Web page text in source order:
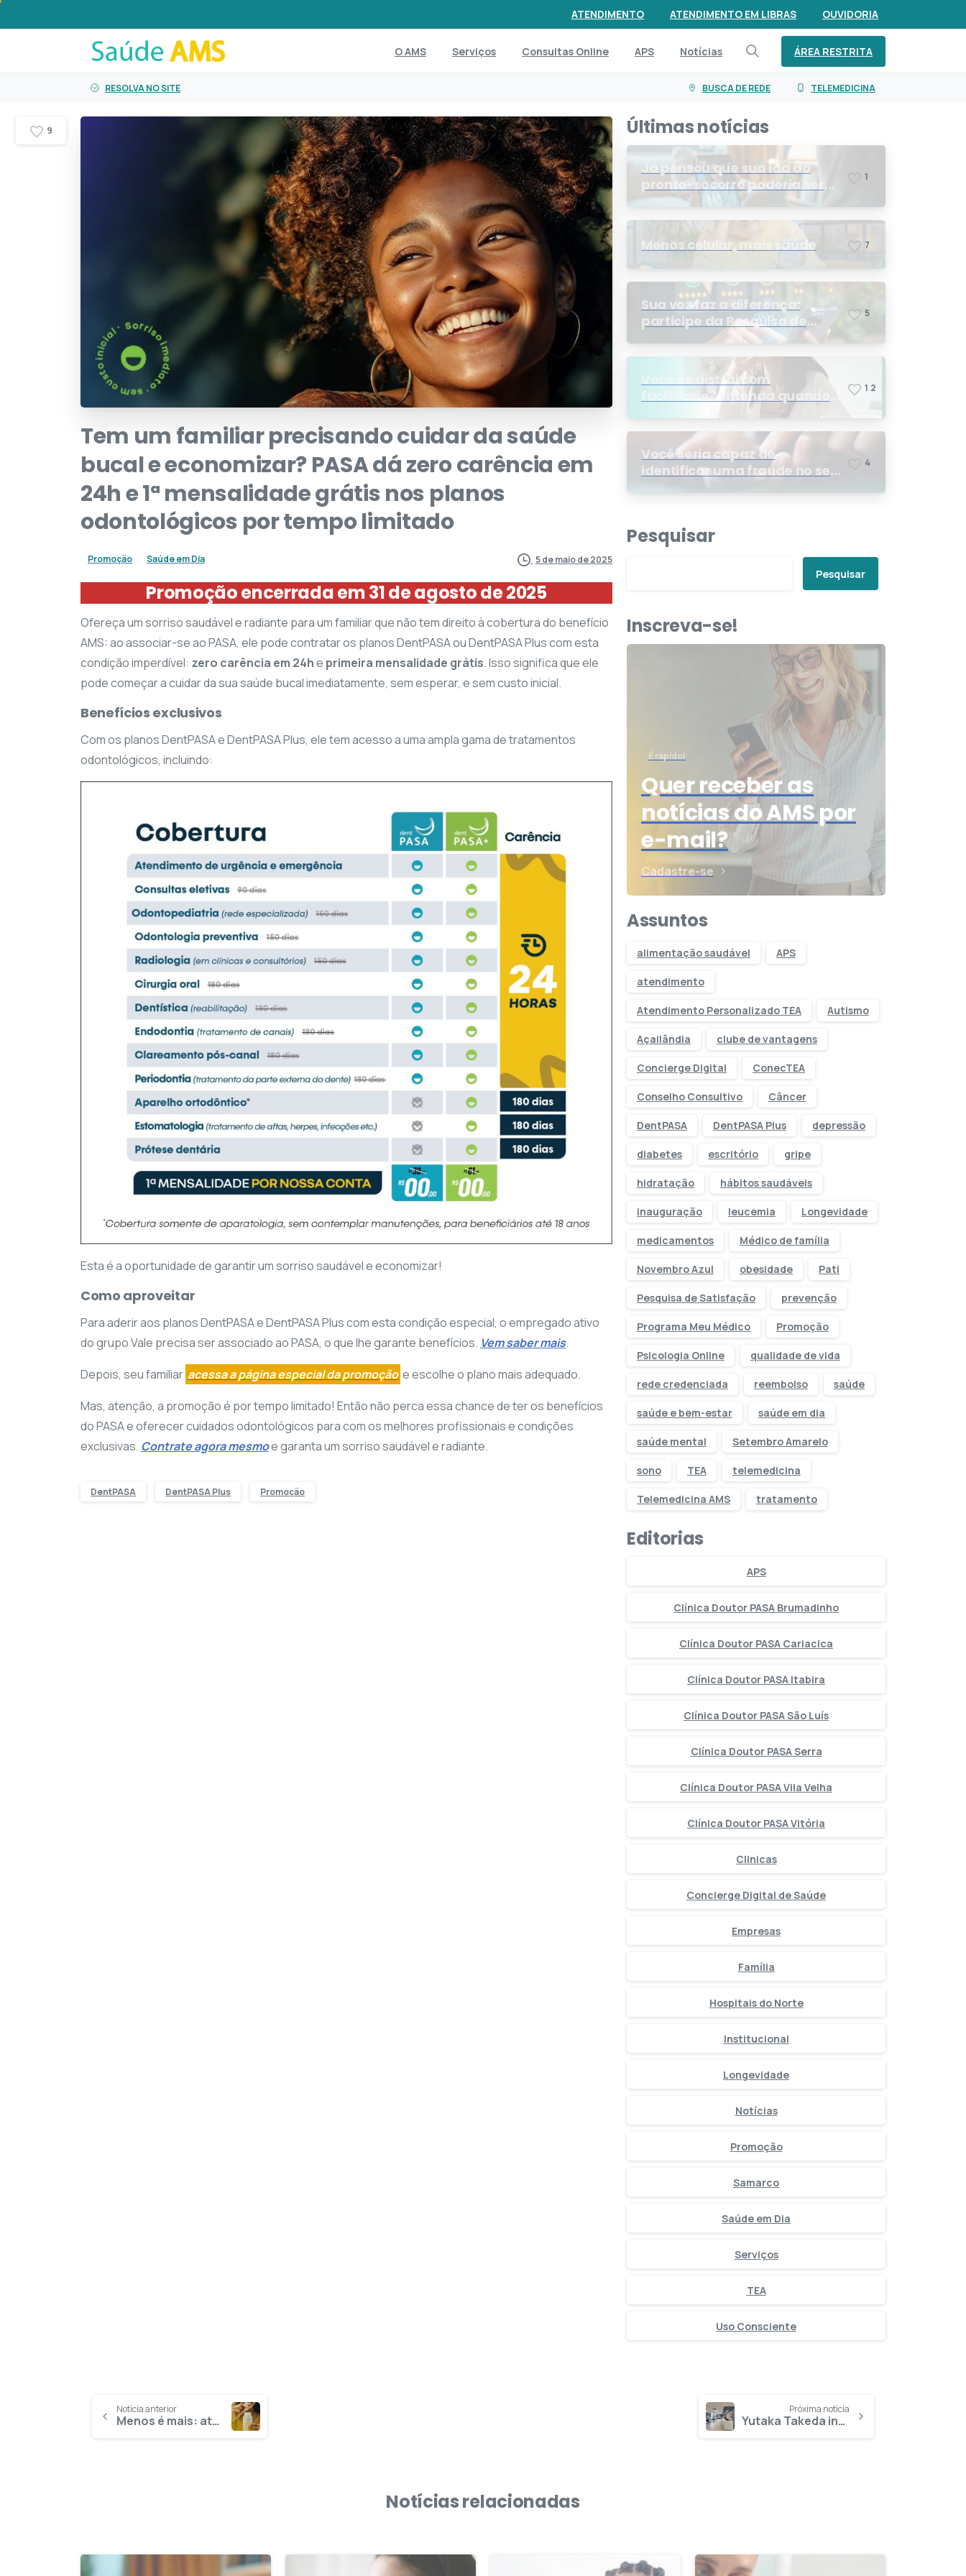
ATENDIMENTO ATENDIMENTO EM LIBRAS OUVIDORIA
O AMS Serviços Consultas Online APS Notícias ÁREA RESTRITA
RESOLVA NO SITE BUSCA DE REDE TELEMEDICINA
Tem um familiarprecisandocuidardasaúde
bucaleeconomizar?PASAdázerocarênciaem
24he1ªmensalidadegrátis nos planos
odontológicos portempolimitado
Promoção Saúde em Dia 5 de maio de 2025
Promoção encerrada em 31 de agosto de 2025
Ofereça um sorriso saudável e radiante para um familiar que não tem direito à cobertura do benefício
AMS: ao associar-se ao PASA, ele pode contratar os planos DentPASA ou DentPASA Plus com esta
condição imperdível: zero carência em 24he primeira mensalidade grátis. Isso significa que ele
pode começar a cuidar da sua saúde bucal imediatamente, sem esperar, e sem custo inicial.
Benefícios exclusivos
Com os planos DentPASA e DentPASA Plus, ele tem acesso a uma ampla gama de tratamentos
odontológicos, incluindo:
Esta é a oportunidade de garantir um sorriso saudável e economizar!
Como aproveitar
Para aderir aos planos DentPASA e DentPASA Plus com esta condição especial, o empregado ativo
do grupo Vale precisa ser associado ao PASA, o que lhe garante benefícios. Vem saber mais.
Depois, seu familiar acessa a página especial da promoção e escolhe o plano mais adequado.
Mas, atenção, a promoção é por tempo limitado! Então não perca essa chance de ter os benefícios
do PASA e oferecer cuidados odontológicos para com os melhores profissionais e condições
exclusivas. Contrateagora mesmoe garanta um sorriso saudável e radiante.
DentPASA DentPASA Plus Promoção
9 Últimas notícias
Já pensou que sua ida ao
pronto-socorro poderia ser
resolvida por telemedicina?
1
Menos celular, mais saúde 7
Sua voz faz a diferença:
participe da Pesquisa de
Satisfação 2026
5
Você se distrai com
facilidade? Entenda quando
os sinais podem indicar TDAH
1 2
Você seria capaz de
identificar uma fraude no seu
plano de saúde?
4
Pesquisar
Pesquisar
Inscreva-se!
É rápido!
Quer receber as
notícias do AMS por
e-mail?
Cadastre-se
Assuntos
alimentação saudável APS
atendimento
Atendimento Personalizado TEA Autismo
Açailândia clube de vantagens
Concierge Digital ConecTEA
Conselho Consultivo Câncer
DentPASA DentPASA Plus depressão
diabetes escritório gripe
hidratação hábitos saudáveis
inauguração leucemia Longevidade
medicamentos Médico de família
Novembro Azul obesidade Pati
Pesquisa de Satisfação prevenção
Programa Meu Médico Promoção
Psicologia Online qualidade de vida
rede credenciada reembolso saúde
saúde e bem-estar saúde em dia
saúde mental Setembro Amarelo
sono TEA telemedicina
Telemedicina AMS tratamento
Editorias
APS
Clínica Doutor PASA Brumadinho
Clínica Doutor PASA Cariacica
Clínica Doutor PASA Itabira
Clínica Doutor PASA São Luís
Clínica Doutor PASA Serra
Clínica Doutor PASA Vila Velha
Clínica Doutor PASA Vitória
Clinicas
Concierge Digital de Saúde
Empresas
Família
Hospitais do Norte
Institucional
Longevidade
Notícias
Promoção
Samarco
Saúde em Dia
Serviços
TEA
Uso Consciente
Notícia anterior
Menos é mais: atente-se para o uso adequado de medicamentos
Próxima notícia
Yutaka Takeda inaugura dez leitos de UTI para ampliar atendimento à população de Parauapebas
Notícias relacionadas